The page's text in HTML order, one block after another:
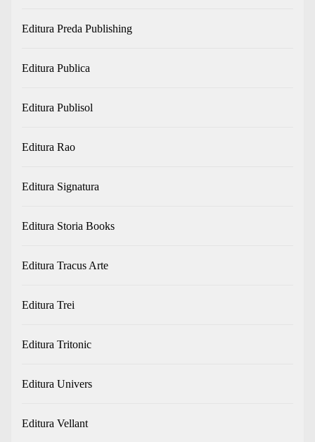
Editura Preda Publishing
Editura Publica
Editura Publisol
Editura Rao
Editura Signatura
Editura Storia Books
Editura Tracus Arte
Editura Trei
Editura Tritonic
Editura Univers
Editura Vellant